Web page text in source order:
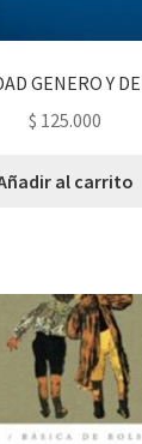
GENERO Y
$ 125.000
al carrito